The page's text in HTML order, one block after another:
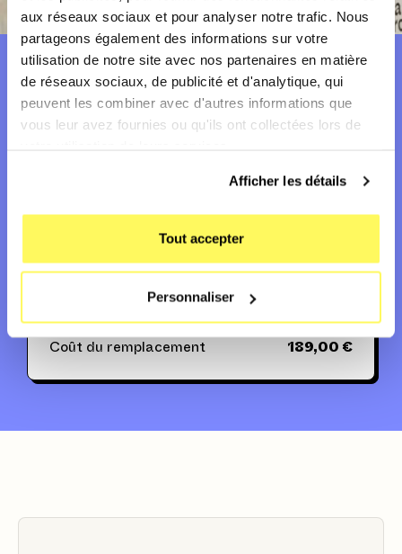
aux réseaux sociaux et pour analyser notre trafic. Nous
partageons également des informations sur votre
utilisation de notre site avec nos partenaires en matière
de réseaux sociaux, de publicité et d'analytique, qui
peuvent les combiner avec d'autres informations que
vous leur avez fournies ou qu'ils ont collectées lors de
Afficher les détails
Tout accepter
Personnaliser
Si vous lecassez Si on vous le vole
Couverture mondiale
Hors dommages intentionnels
Coût du remplacement 189,00 €